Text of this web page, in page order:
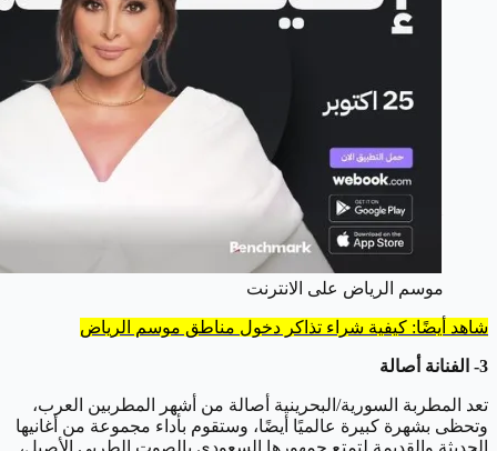
موسم الرياض على الانترنت
شاهد أيضًا: كيفية شراء تذاكر دخول مناطق موسم الرياض
3- الفنانة أصالة
تعد المطربة السورية/البحرينية أصالة من أشهر المطربين العرب،
وتحظى بشهرة كبيرة عالميًا أيضًا، وستقوم بأداء مجموعة من أغانيها
الحديثة والقديمة لتمتع جمهورها السعودي بالصوت الطربي الأصيل،